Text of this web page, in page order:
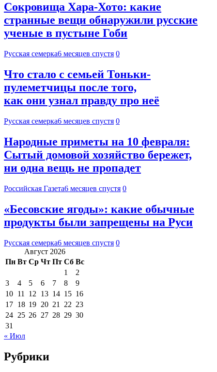
Сокровища Хара-Хото: какие
странные вещи обнаружили русские
ученые в пустыне Гоби
Русская семерка6 месяцев спустя 0
Что стало с семьей Тоньки-
пулеметчицы после того,
как они узнал правду про неё
Русская семерка6 месяцев спустя 0
Народные приметы на 10 февраля:
Сытый домовой хозяйство бережет,
ни одна вещь не пропадет
Российская Газета6 месяцев спустя 0
«Бесовские ягоды»: какие обычные
продукты были запрещены на Руси
Русская семерка6 месяцев спустя 0
Август 2026
Пн Вт Ср Чт Пт Сб Вс
1
2
3
4 5 6 7 8
9
10 11 12 13 14 15 16
17 18 19 20 21 22 23
24 25 26 27 28 29 30
31
« Июл
Рубрики